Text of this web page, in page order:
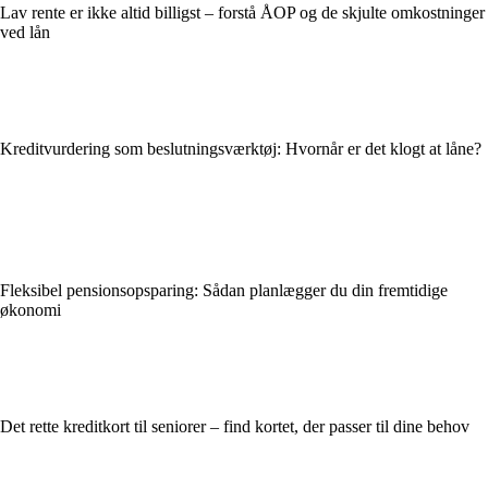
Lav rente er ikke altid billigst – forstå ÅOP og de skjulte omkostninger
ved lån
Kreditvurdering som beslutningsværktøj: Hvornår er det klogt at låne?
Fleksibel pensionsopsparing: Sådan planlægger du din fremtidige
økonomi
Det rette kreditkort til seniorer – find kortet, der passer til dine behov